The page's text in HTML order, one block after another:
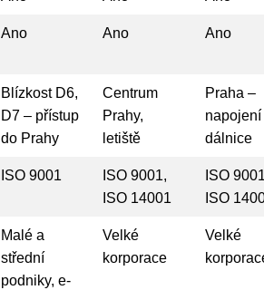
Ano Ano Ano
Blízkost D6,
D7 – přístup
do Prahy
Centrum
Prahy,
letiště
Praha –
napojení
dálnice
ISO 9001
ISO 9001,
ISO 14001
ISO
ISO
Malé a
střední
podniky, e-
Velké
korporace
Velké